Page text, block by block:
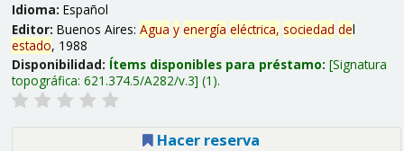
Idioma: Español
Editor: Buenos Aires: Agua y energía eléctrica, sociedad del
estado, 1988
Disponibilidad: Ítems disponibles para préstamo: Signatura
topográfica: 621.374.5/A282/v.3 (1).
Hacer reserva